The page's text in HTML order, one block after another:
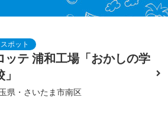
ッテ 浦和工場「おかしの学
県・さいたま市南区